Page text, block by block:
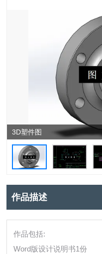
3D塑件图
作品描述
作品包括:
Word版设计说明书1份